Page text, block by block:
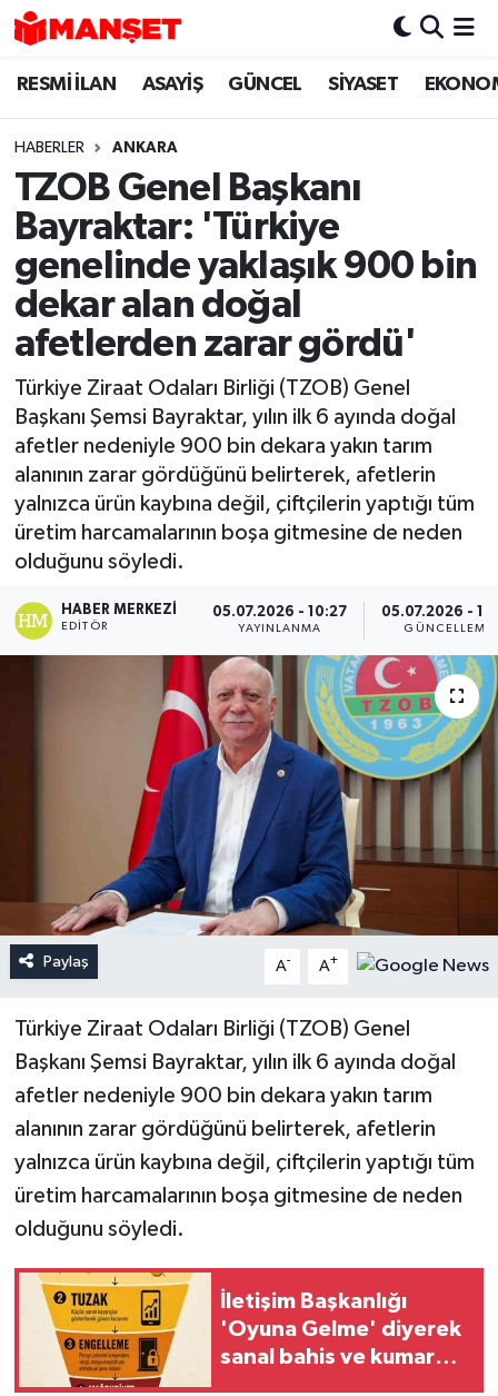
RESMİ İLAN ASAYİŞ GÜNCEL SİYASET
HABERLER ANKARA
TZOB Genel Başkanı
Bayraktar: 'Türkiye
genelinde yaklaşık 900 bin
dekar alan doğal
afetlerden zarar gördü'
Türkiye Ziraat Odaları Birliği (TZOB) Genel
Başkanı Şemsi Bayraktar, yılın ilk 6 ayında doğal
afetler nedeniyle 900 bin dekara yakın tarım
alanının zarar gördüğünü belirterek, afetlerin
yalnızca ürün kaybına değil, çiftçilerin yaptığı tüm
üretim harcamalarının boşa gitmesine de neden
olduğunu söyledi.
HABER MERKEZI
EDITÖR
05.07.2026 - 10:27
YAYINLANMA
05.07.2026 -
GÜNCELLEME
Paylaş A- A+
Türkiye Ziraat Odaları Birliği (TZOB) Genel
Başkanı Şemsi Bayraktar, yılın ilk 6 ayında doğal
afetler nedeniyle 900 bin dekara yakın tarım
alanının zarar gördüğünü belirterek, afetlerin
yalnızca ürün kaybına değil, çiftçilerin yaptığı tüm
üretim harcamalarının boşa gitmesine de neden
olduğunu söyledi.
İletişim Başkanlığı
'Oyuna Gelme' diyerek
sanal bahis ve kumar
Hava Durumu
Trafik Durumu
Süper Lig Puan Durumu ve Fikstür
Tüm Manşetler
Son Dakika Haberleri